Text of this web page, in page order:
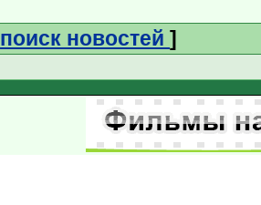
поиск новостей ]